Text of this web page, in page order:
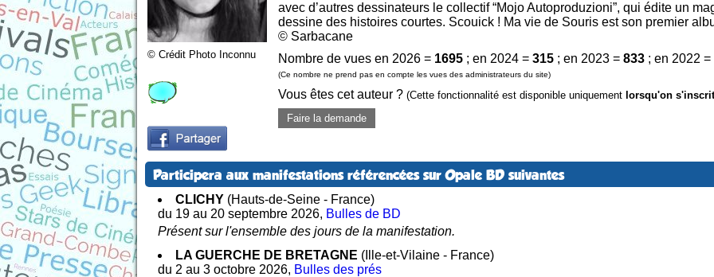
© Crédit Photo Inconnu
avec d’autres dessinateurs le collectif “Mojo Autoproduzioni”, qui édite un
dessine des histoires courtes. Scouick ! Ma vie de Souris est son premier
© Sarbacane
Nombre de vues en 2026 = 1695 ; en 2024 = 315 ; en 2023 = 833 ; en 2022 =
(Ce nombre ne prend pas en compte les vues des administrateurs du site)
Vous êtes cet auteur ? (Cette fonctionnalité est disponible uniquement lorsqu'on
Faire la demande
Participera aux manifestations référencées sur Opale BD suivantes
CLICHY (Hauts-de-Seine - France)
du 19 au 20 septembre 2026, Bulles de BD
Présent sur l'ensemble des jours de la manifestation.
LA GUERCHE DE BRETAGNE (Ille-et-Vilaine - France)
du 2 au 3 octobre 2026, Bulles des prés